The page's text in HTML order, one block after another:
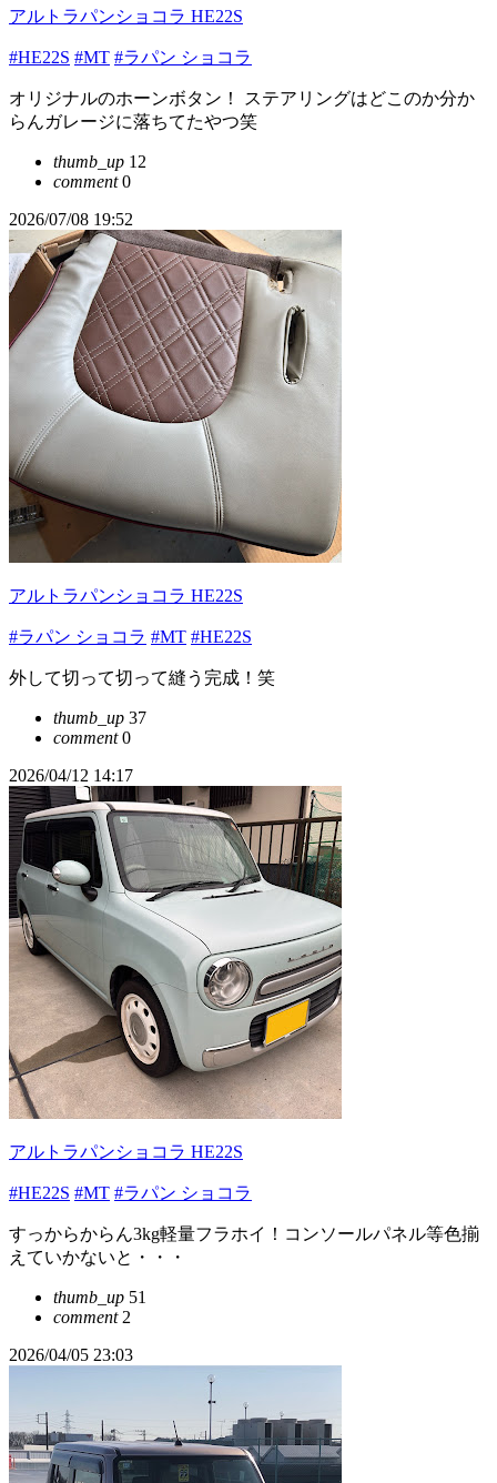
アルトラパンショコラ HE22S
#HE22S #MT #ラパン ショコラ
オリジナルのホーンボタン！ ステアリングはどこのか分か
らんガレージに落ちてたやつ笑
thumb_up 12
comment0
2026/07/08 19:52
アルトラパンショコラ HE22S
#ラパン ショコラ #MT #HE22S
外して切って切って縫う完成！笑
thumb_up 37
comment0
2026/04/12 14:17
アルトラパンショコラ HE22S
#HE22S #MT #ラパン ショコラ
すっからからん3kg軽量フラホイ！コンソールパネル等色揃
えていかないと・・・
thumb_up 51
comment2
2026/04/05 23:03